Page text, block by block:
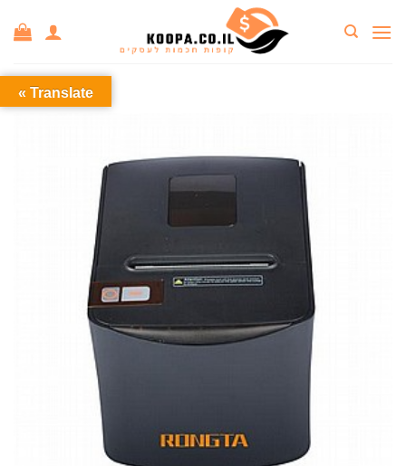
Translate »